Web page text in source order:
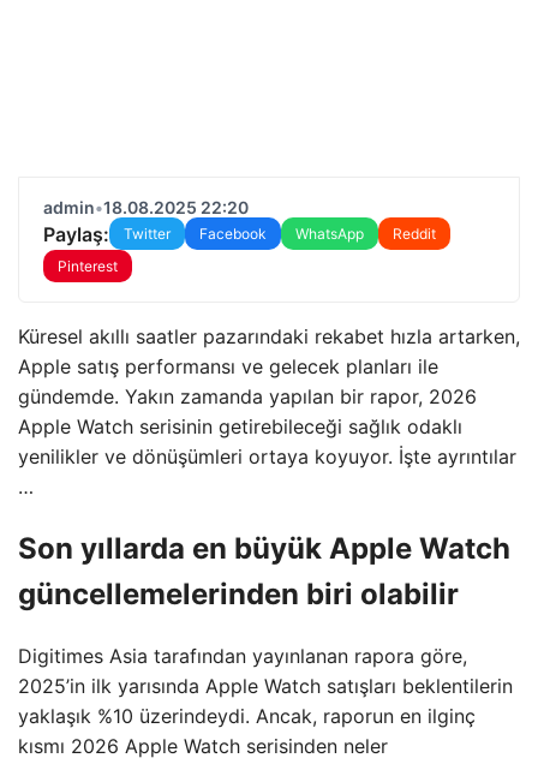
admin•18.08.2025 22:20
Paylaş: Twitter Facebook WhatsApp
Reddit
Pinterest
Küresel akıllı saatler pazarındaki rekabet hızla artarken,
Apple satış performansı ve gelecek planları ile
gündemde. Yakın zamanda yapılan bir rapor, 2026
Apple Watch serisinin getirebileceği sağlık odaklı
yenilikler ve dönüşümleri ortaya koyuyor. İşte ayrıntılar
…
Son yıllarda en büyük Apple Watch
güncellemelerinden biri olabilir
Digitimes Asia tarafından yayınlanan rapora göre,
2025’in ilk yarısında Apple Watch satışları beklentilerin
yaklaşık %10 üzerindeydi. Ancak, raporun en ilginç
kısmı 2026 Apple Watch serisinden neler